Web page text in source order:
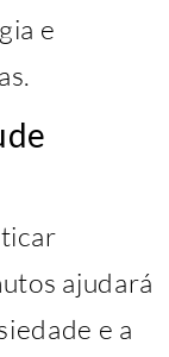
e
ajudará
e a